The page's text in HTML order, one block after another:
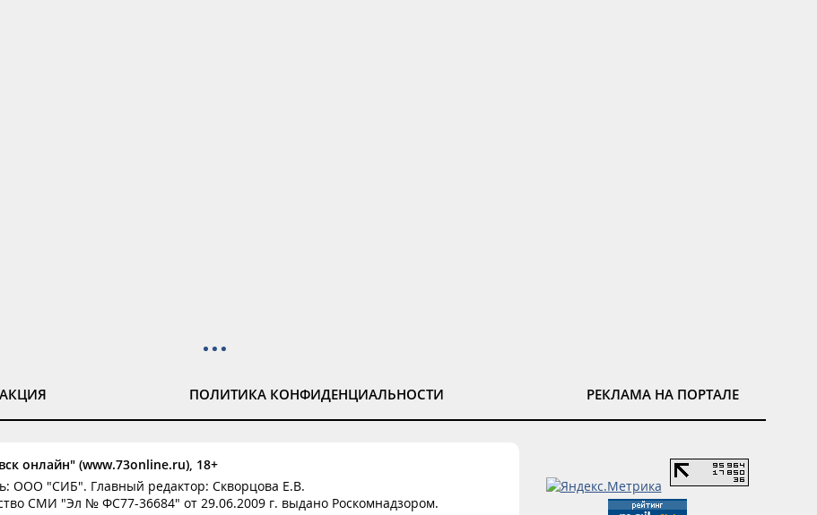
ПОЛИТИКА КОНФИДЕНЦИАЛЬНОСТИ РЕКЛАМА НА ПОРТАЛЕ
онлайн" (www.73online.ru), 18+
ООО "СИБ". Главный редактор: Скворцова Е.В.
СМИ "Эл № ФС77-36684" от 29.06.2009 г. выдано Роскомнадзором.